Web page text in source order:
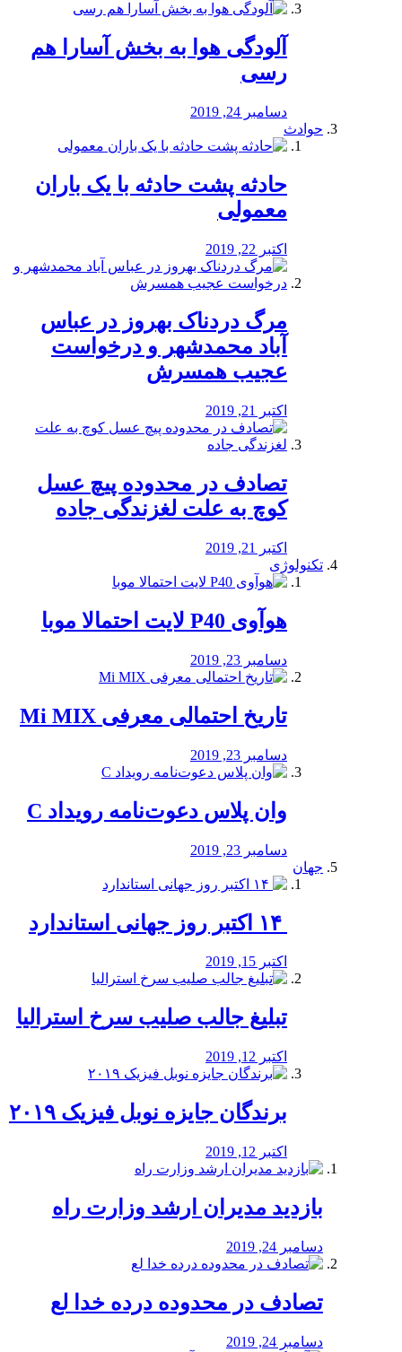
آلودگی هوا به بخش آسارا هم
رسی
دسامبر 24, 2019
حوادث
️حادثه پشت حادثه با یک باران
معمولی
اکتبر 22, 2019
مرگ دردناک بهروز در عباس
آباد محمدشهر و درخواست
عجیب همسرش
اکتبر 21, 2019
تصادف در محدوده پیچ عسل
کوچ به علت لغزندگی جاده
اکتبر 21, 2019
تکنولوژی
هوآوی P40 لایت احتمالا موبا
دسامبر 23, 2019
تاریخ احتمالی معرفی Mi MIX
دسامبر 23, 2019
وان پلاس دعوت‌نامه رویداد C
دسامبر 23, 2019
جهان
اکتبر 15, 2019
تبلیغ جالب صلیب سرخ استرالیا
اکتبر 12, 2019
برندگان جایزه نوبل فیزیک ۲۰۱۹
اکتبر 12, 2019
بازدید مدیران ارشد وزارت راه
دسامبر 24, 2019
تصادف در محدوده درده خدا لع
دسامبر 24, 2019